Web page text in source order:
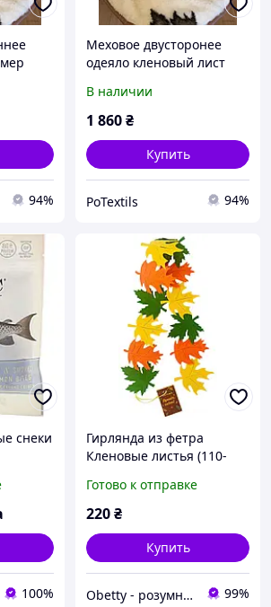
94%
Меховое двусторонее
одеяло кленовый лист
В наличии
1 860₴
Купить
PoTextils 94%
снеки
США
100%
Гирлянда из фетра
Кленовые листья (110-
Готово к отправке
220₴
Купить
Obetty - розумна дитина 99%